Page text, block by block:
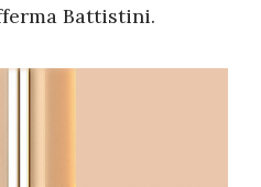
Battistini.